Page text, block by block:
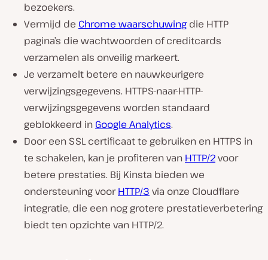
bezoekers.
Vermijd de Chrome waarschuwing die HTTP
pagina’s die wachtwoorden of creditcards
verzamelen als onveilig markeert.
Je verzamelt betere en nauwkeurigere
verwijzingsgegevens. HTTPS-naar-HTTP-
verwijzingsgegevens worden standaard
geblokkeerd in Google Analytics.
Door een SSL certificaat te gebruiken en HTTPS in
te schakelen, kan je profiteren van HTTP/2voor
betere prestaties. Bij Kinsta bieden we
ondersteuning voorHTTP/3 via onze Cloudflare
integratie, die een nog grotere prestatieverbetering
biedt ten opzichte van HTTP/2.